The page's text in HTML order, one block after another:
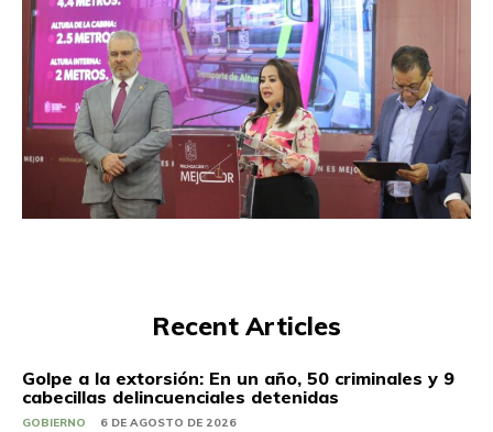
Recent Articles
Golpe a la extorsión: En un año, 50 criminales y 9
cabecillas delincuenciales detenidas
GOBIERNO 6 DE AGOSTO DE 2026